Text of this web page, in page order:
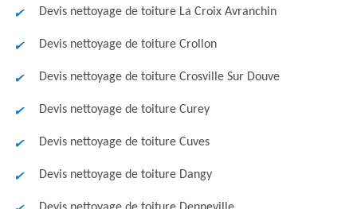
Devis nettoyage de toiture La Croix Avranchin
Devis nettoyage de toiture Crollon
Devis nettoyage de toiture Crosville Sur Douve
Devis nettoyage de toiture Curey
Devis nettoyage de toiture Cuves
Devis nettoyage de toiture Dangy